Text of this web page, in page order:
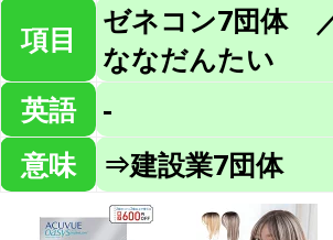
項目
ゼネコン7団体
ななだんたい
英語
-
意味
⇒建設業7団体